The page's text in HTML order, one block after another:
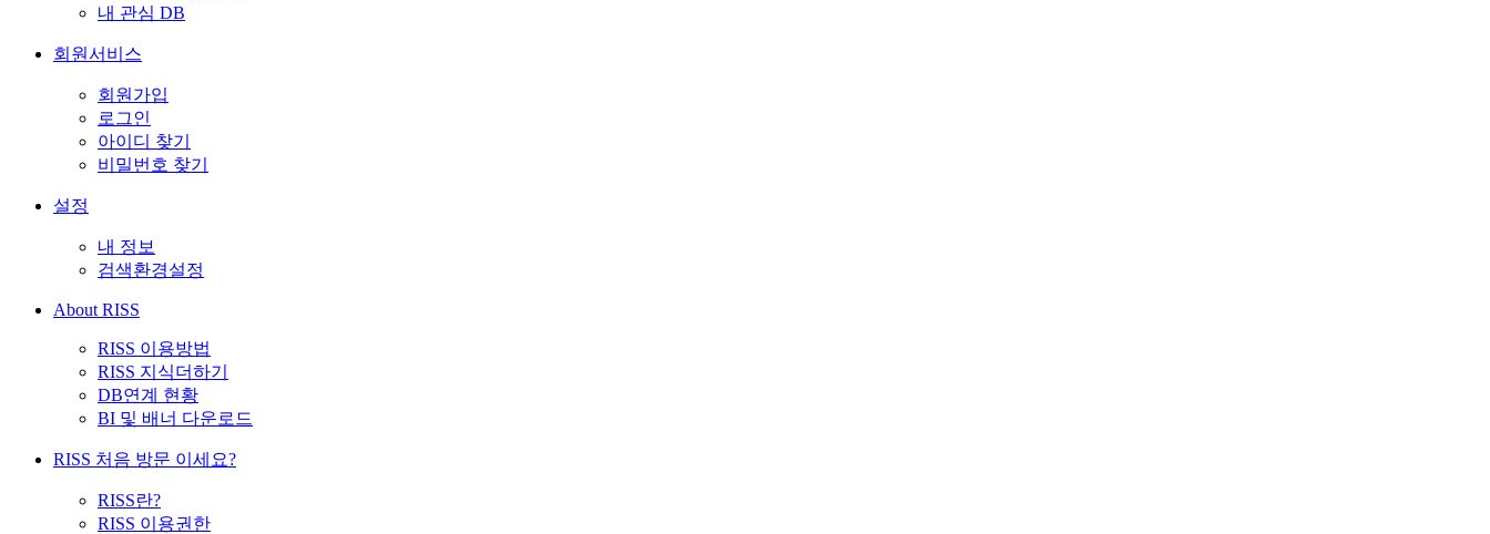
내 관심 DB
회원서비스
회원가입
로그인
아이디 찾기
비밀번호 찾기
설정
내 정보
검색환경설정
About RISS
RISS 이용방법
RISS 지식더하기
DB연계 현황
BI 및 배너 다운로드
RISS 처음 방문 이세요?
RISS란?
RISS 이용권한